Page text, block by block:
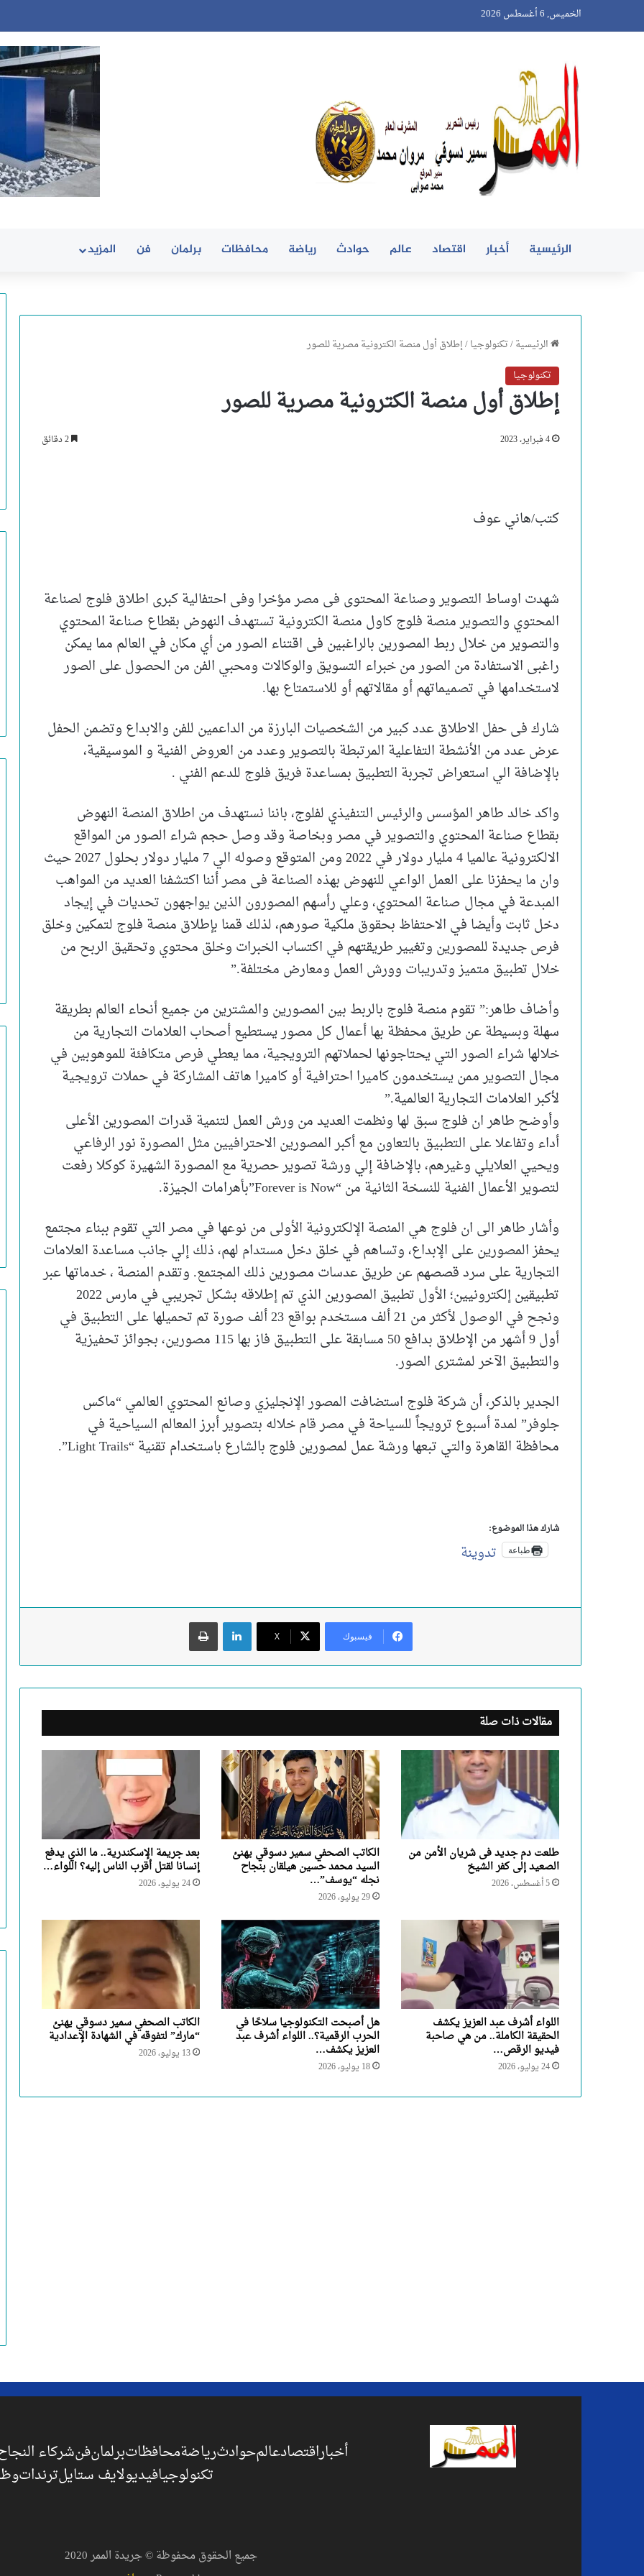
الخميس, 6 أغسطس 2026
الرئيسية أخبار اقتصاد عالم حوادث رياضة محافظات برلمان فن المزيد
الرئيسية/تكنولوجيا/إطلاق أول منصة الكترونية مصرية للصور
تكنولوجيا
إطلاق أول منصة الكترونية مصرية للصور
4 فبراير، 2023
كتب/هاني عوف
شهدت اوساط التصوير وصناعة المحتوى فى مصر مؤخرا وفى احتفالية كبرى اطلاق فلوج لصناعة
المحتوي والتصوير منصة فلوج كاول منصة الكترونية تستهدف النهوض بقطاع صناعة المحتوي
والتصوير من خلال ربط المصورين بالراغبين فى اقتناء الصور من أي مكان في العالم مما يمكن
راغبى الاستفادة من الصور من خبراء التسويق والوكالات ومحبي الفن من الحصول على الصور
لاستخدامها في تصميماتهم أو مقالاتهم أو للاستمتاع بها.
شارك فى حفل الاطلاق عدد كبير من الشخصيات البارزة من الداعمين للفن والابداع وتضمن الحفل
عرض عدد من الأنشطة التفاعلية المرتبطة بالتصوير وعدد من العروض الفنية و الموسيقية،
بالإضافة الي استعراض تجربة التطبيق بمساعدة فريق فلوج للدعم الفني .
واكد خالد طاهر المؤسس والرئيس التنفيذي لفلوج، باننا نستهدف من اطلاق المنصة النهوض
بقطاع صناعة المحتوي والتصوير في مصر وبخاصة وقد وصل حجم شراء الصور من المواقع
الالكترونية عالميا 4 مليار دولار في 2022 ومن المتوقع وصوله الي 7 مليار دولار بحلول 2027 حيث
وان ما يحفزنا على العمل الواعي للنهوض بهذه الصناعة فى مصر أننا اكتشفنا العديد من المواهب
المبدعة في مجال صناعة المحتوي، وعلي رأسهم المصورون الذين يواجهون تحديات في إيجاد
دخل ثابت وأيضا في الاحتفاظ بحقوق ملكية صورهم، لذلك قمنا بإطلاق منصة فلوج لتمكين وخلق
فرص جديدة للمصورين وتغيير طريقتهم في اكتساب الخبرات وخلق محتوي وتحقيق الربح من
خلال تطبيق متميز وتدريبات وورش العمل ومعارض مختلفة.”
وأضاف طاهر:” تقوم منصة فلوج بالربط بين المصورين والمشترين من جميع أنحاء العالم بطريقة
سهلة وبسيطة عن طريق محفظة بها أعمال كل مصور يستطيع أصحاب العلامات التجارية من
خلالها شراء الصور التي يحتاجونها لحملاتهم الترويجية، مما يعطي فرص متكافئة للموهوبين في
مجال التصوير ممن يستخدمون كاميرا احترافية أو كاميرا هاتف المشاركة في حملات ترويجية
لأكبر العلامات التجارية العالمية.”
وأوضح طاهر ان فلوج سبق لها ونظمت العديد من ورش العمل لتنمية قدرات المصورين الأعلى
أداء وتفاعلا على التطبيق بالتعاون مع أكبر المصورين الاحترافيين مثل المصورة نور الرفاعي
ويحيي العلايلي وغيرهم، بالإضافة إلي ورشة تصوير حصرية مع المصورة الشهيرة كوكلا رفعت
لتصوير الأعمال الفنية للنسخة الثانية من “Forever is Now”بأهرامات الجيزة.
وأشار طاهر الى ان فلوج هي المنصة الإلكترونية الأولى من نوعها في مصر التي تقوم ببناء مجتمع
يحفز المصورين على الإبداع، وتساهم في خلق دخل مستدام لهم، ذلك إلي جانب مساعدة العلامات
التجارية على سرد قصصهم عن طريق عدسات مصورين ذلك المجتمع. وتقدم المنصة ، خدماتها عبر
تطبيقين إلكترونيين؛ الأول تطبيق المصورين الذي تم إطلاقه بشكل تجريبي في مارس 2022
ونجح في الوصول لأكثر من 21 ألف مستخدم بواقع 23 ألف صورة تم تحميلها على التطبيق في
أول 9 أشهر من الإطلاق بدافع 50 مسابقة على التطبيق فاز بها 115 مصورين، بجوائز تحفيزية
والتطبيق الآخر لمشترى الصور.
الجدير بالذكر، أن شركة فلوج استضافت المصور الإنجليزي وصانع المحتوي العالمي “ماكس
جلوفر” لمدة أسبوع ترويجاً للسياحة في مصر قام خلاله بتصوير أبرز المعالم السياحية في
محافظة القاهرة والتي تبعها ورشة عمل لمصورين فلوج بالشارع باستخدام تقنية “Light Trails”.
شارك هذا الموضوع:
طباعة تدوينة
فيسبوك X
لينكدإن طباعة
مقالات ذات صلة
طلعت دم جديد فى شريان الأمن من
الصعيد إلى كفر الشيخ
5 أغسطس، 2026
الكاتب الصحفي سمير دسوقي يهنئ
السيد محمد حسين هيلقان بنجاح
نجله “يوسف”…
29 يوليو، 2026
بعد جريمة الإسكندرية.. ما الذي يدفع
إنسانا لقتل أقرب الناس إليه؟ اللواء…
24 يوليو، 2026
اللواء أشرف عبد العزيز يكشف
الحقيقة الكاملة.. من هي صاحبة
فيديو الرقص…
24 يوليو، 2026
هل أصبحت التكنولوجيا سلاحًا في
الحرب الرقمية؟.. اللواء أشرف عبد
العزيز يكشف…
18 يوليو، 2026
الكاتب الصحفي سمير دسوقي يهنئ
“مارك” لتفوقه في الشهادة الإعدادية
13 يوليو، 2026
أخباراقتصادعالمحوادثرياضةمحافظاتبرلمانفنشركاء
تكنولوجيافيديولايف ستايلترندات
جميع الحقوق محفوظة © جريدة الممر 2020